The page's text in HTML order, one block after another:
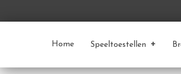
Home Speeltoestellen